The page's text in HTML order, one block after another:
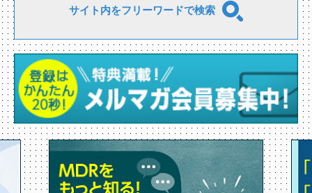
サイト内をフリーワードで検索